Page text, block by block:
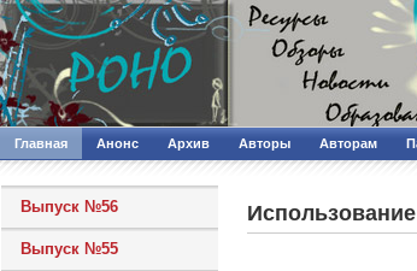
Главная Анонс Архив Авторы Авторам
Выпуск №56
Выпуск №55